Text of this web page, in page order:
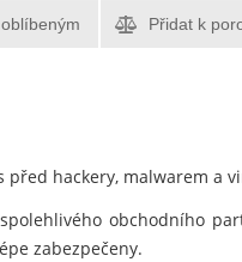
Přidat k
hackery, malwarem a
obchodního
zabezpečeny.